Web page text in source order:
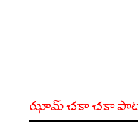
ఝామ్ చకా చకా